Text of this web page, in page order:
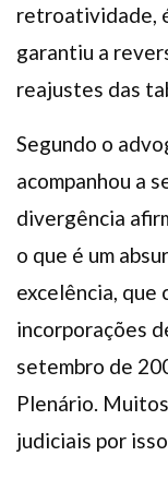
retroatividade,
garantiu a
reajustes das
Segundo o
acompanhou a
divergência
o que é um
excelência,
incorporações
setembro de
Plenário.
judiciais por